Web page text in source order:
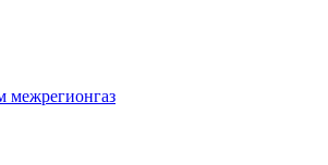
межрегионгаз